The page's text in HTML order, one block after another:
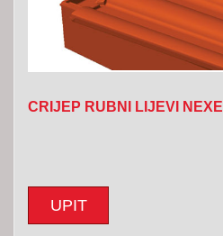
CRIJEP RUBNI LIJEVI NEXE
UPIT